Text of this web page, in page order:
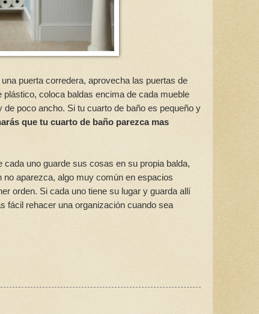
puerta corredera, aprovecha las puertas de
coloca baldas encima de cada mueble
poco ancho. Si tu cuarto de baño es pequeño y
que tu cuarto de baño parezca mas
uno guarde sus cosas en su propia balda,
aparezca, algo muy común en espacios
orden. Si cada uno tiene su lugar y guarda allí
fácil rehacer una organización cuando sea